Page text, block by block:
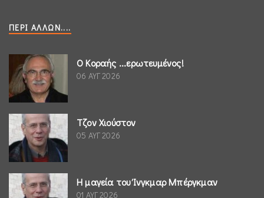
ΠΕΡΊ ΆΛΛΩΝ....
Ο Κοραής ...ερωτευμένος!
06 ΑΥΓ 2026
Τζον Χιούστον
05 ΑΥΓ 2026
Η μαγεία του Ίνγκμαρ Μπέργκμαν
01 ΑΥΓ 2026